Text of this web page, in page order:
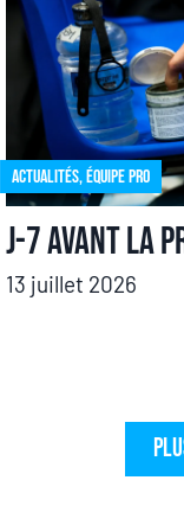
Actualités,Équipe pro
J-7 avant la
13 juillet 2026